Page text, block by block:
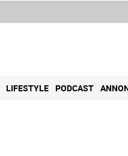
LIFESTYLE PODCAST